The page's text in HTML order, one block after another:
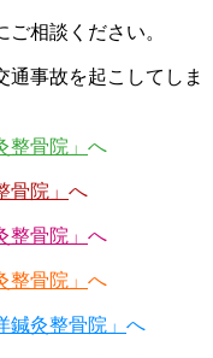
相談ください。
通事故を起こしてしま
整骨院」 へ
骨院」 へ
整骨院」 へ
整骨院」 へ
鍼灸整骨院」 へ